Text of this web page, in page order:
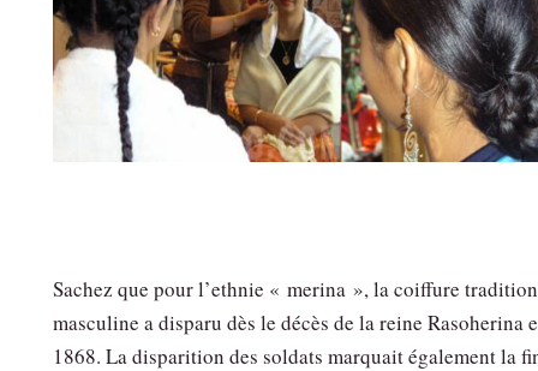
Sachez que pour l’ethnie « merina », la coiffure
masculine a disparu dès le décès de la reine Rasoherina
1868. La disparition des soldats marquait également la